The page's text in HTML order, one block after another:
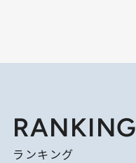
RANKING
ランキング